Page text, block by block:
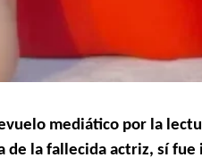
mediático por la
de la fallecida actriz, sí